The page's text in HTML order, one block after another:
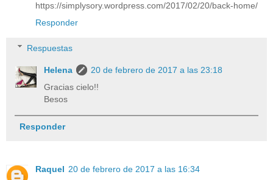
https://simplysory.wordpress.com/2017/02/20/back-home/
Responder
Respuestas
Helena
20 de febrero de 2017 a las 23:18
Gracias cielo!!
Besos
Responder
Raquel 20 de febrero de 2017 a las 16:34